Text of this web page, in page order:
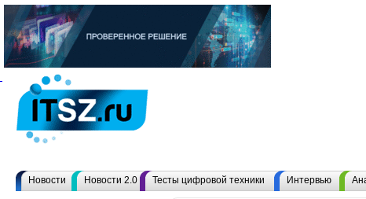
Новости Новости 2.0 Тесты цифровой техники Интервью